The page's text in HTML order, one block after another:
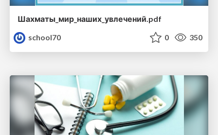
Шахматы_мир_наших_увлечений.pdf
school70
0 350